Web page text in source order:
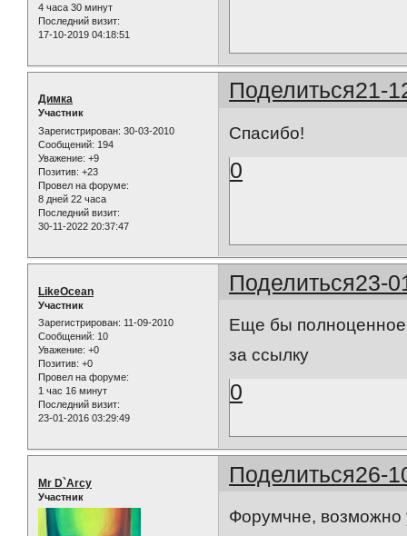
4 часа 30 минут
Последний визит:
17-10-2019 04:18:51
Поделиться21-
Димка
Участник
Зарегистрирован: 30-03-2010
Сообщений: 194
Уважение: +9
Позитив: +23
Провел на форуме:
8 дней 22 часа
Последний визит:
30-11-2022 20:37:47
Спасибо!
0
Поделиться23-
LikeOcean
Участник
Зарегистрирован: 11-09-2010
Сообщений: 10
Уважение: +0
Позитив: +0
Провел на форуме:
1 час 16 минут
Последний визит:
23-01-2016 03:29:49
Еще бы полноценное
за ссылку
0
Поделиться26-
Mr D`Arcy
Участник
Форумчне, возможно